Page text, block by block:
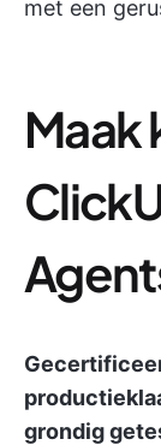
met een
Maak
grondig